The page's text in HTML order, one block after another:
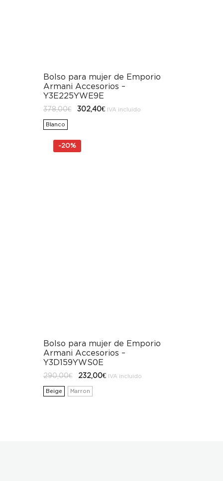
Bolso para mujer de Emporio
Armani Accesorios –
Y3E225YWE9E
378,00€
El302,40€ElIVA incluido
Blanco
-20%
Bolso para mujer de Emporio
Armani Accesorios –
Y3D159YWS0E
290,00€
El
original
era:
232,00€ElIVA incluido
Beige Marron